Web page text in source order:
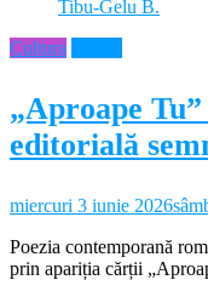
Cultura
„Aproape
editorială
miercuri 3 iunie 2026
Poezia contemporană
prin apariția cărții